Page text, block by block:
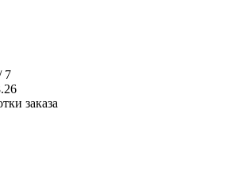
7
заказа